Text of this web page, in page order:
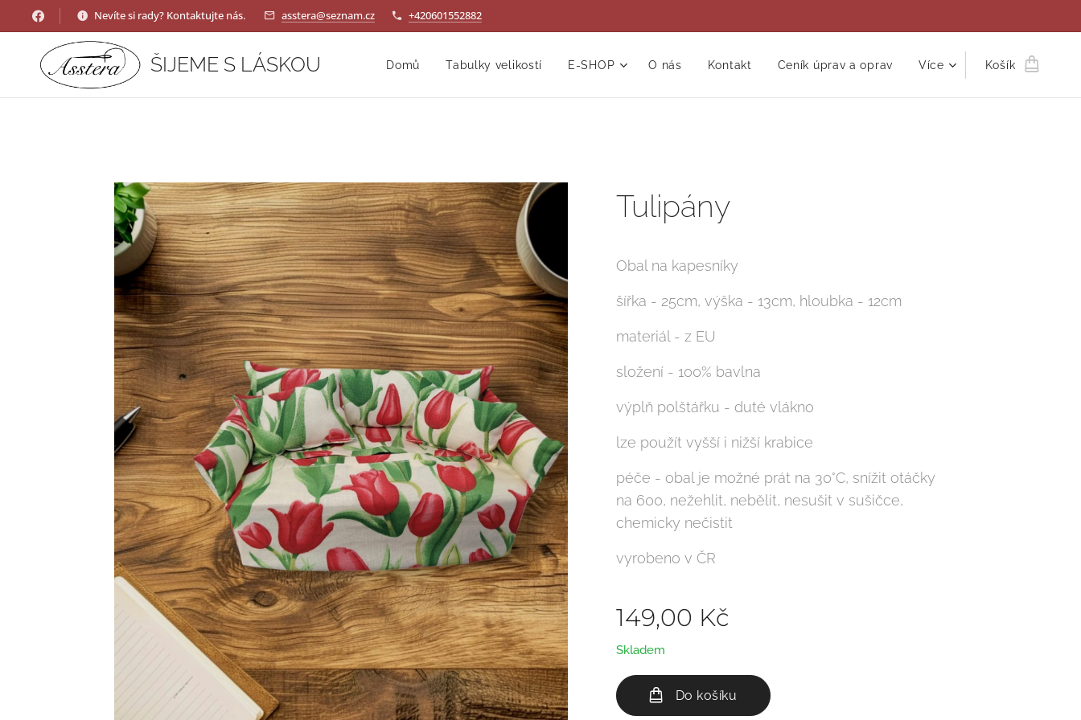
Nevíte si rady? Kontaktujte nás. asstera@seznam.cz +420601552882
ŠIJEME S LÁSKOU Domů Tabulky velikostí E-SHOP O nás Kontakt Ceník úprav a oprav Více Košík
Tulipány
Obal na kapesníky
šířka - 25cm, výška - 13cm, hloubka - 12cm
materiál - z EU
složení - 100% bavlna
výplň polštářku - duté vlákno
lze použít vyšší i nižší krabice
péče - obal je možné prát na 30°C, snížit otáčky
na 600, nežehlit, nebělit, nesušit v sušičce,
chemicky nečistit
vyrobeno v ČR
149,00 Kč
Skladem
Do košíku